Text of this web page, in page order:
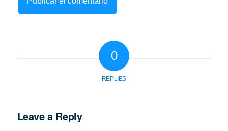
0
REPLIES
Leave a Reply